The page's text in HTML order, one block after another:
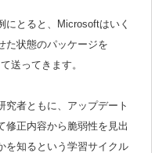
にとると、Microsoftはいく
た状態のパッケージを
送ってきます。
究者ともに、アップデート
修正内容から脆弱性を見出
を知るという学習サイクル